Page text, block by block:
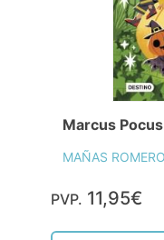
Marcus
MAÑAS
PVP. 11,95€